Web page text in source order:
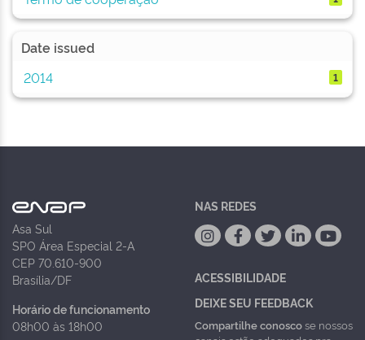
Date issued
2014
1
Asa Sul
SPO Área Especial 2-A
CEP 70.610-900
Brasília/DF
Horário de funcionamento
08h00 às 18h00
NAS REDES
ACESSIBILIDADE
DEIXE SEU FEEDBACK
Compartilhe conoscose nossos